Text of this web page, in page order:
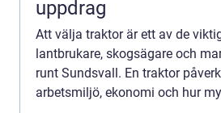
uppdrag
Att välja traktor är ett av de
lantbrukare, skogsägare och
runt Sundsvall. En traktor
arbetsmiljö, ekonomi och hur